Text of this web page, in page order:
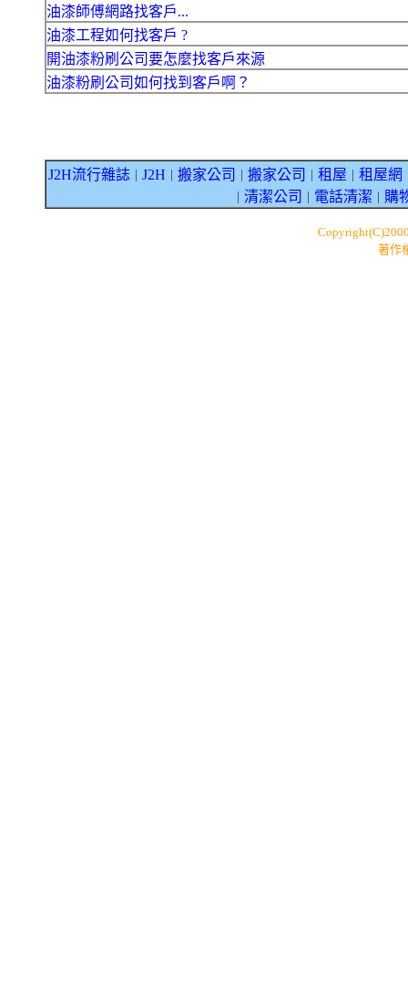
油漆師傅網路找客戶...
油漆工程如何找客戶 ?
開油漆粉刷公司要怎麼找客戶來源
油漆粉刷公司如何找到客戶啊？
J2H流行雜誌 J2H 搬家公司 搬家公司 租屋 租屋網
清潔公司 電話清潔 購
著作